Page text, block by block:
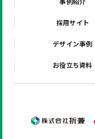
採用サイト
デザイン事例
お役立ち資料